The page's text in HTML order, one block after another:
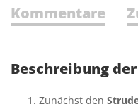
Kommentare
Beschreibung
Zunächst den